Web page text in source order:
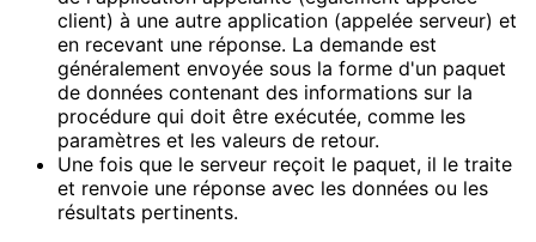
client) à une autre application (appelée serveur) et
en recevant une réponse. La demande est
généralement envoyée sous la forme d'un paquet
de données contenant des informations sur la
procédure qui doit être exécutée, comme les
paramètres et les valeurs de retour.
Une fois que le serveur reçoit le paquet, il le traite
et renvoie une réponse avec les données ou les
résultats pertinents.